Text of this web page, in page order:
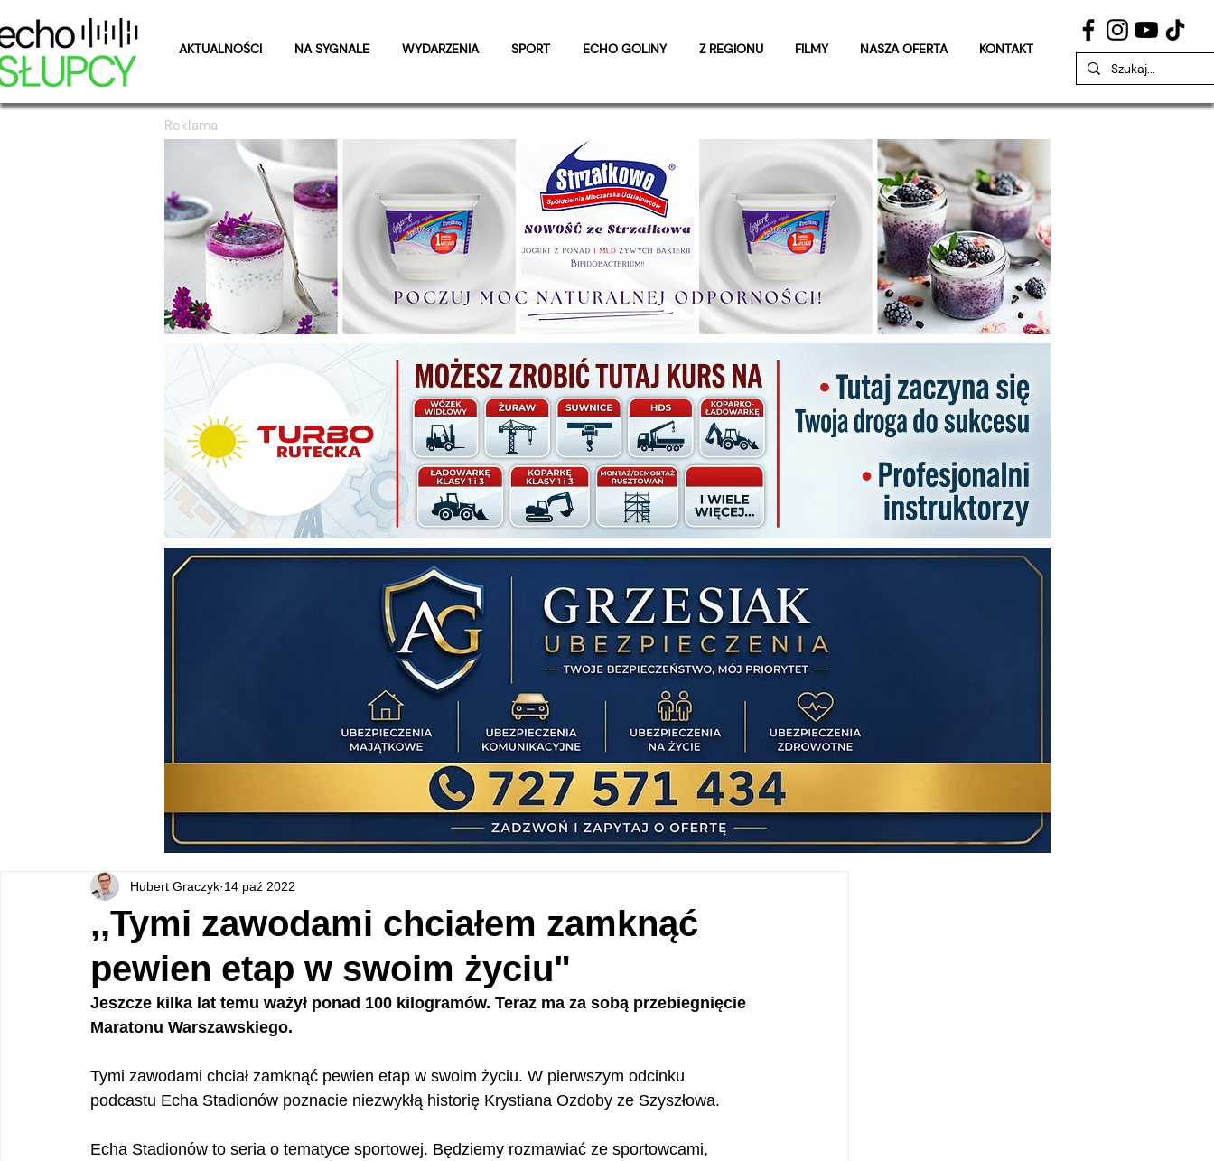
AKTUALNOŚCI NA SYGNALE WYDARZENIA SPORT ECHO GOLINY Z REGIONU FILMY NASZA OFERTA KONTAKT
Reklama
,,Tymi zawodami chciałem zamknąć
pewien etap w swoim życiu"
Hubert Graczyk 14 paź 2022
Jeszcze kilka lat temu ważył ponad 100 kilogramów. Teraz ma za sobą przebiegnięcie
Maratonu Warszawskiego.
Tymi zawodami chciał zamknąć pewien etap w swoim życiu. W pierwszym odcinku
podcastu Echa Stadionów poznacie niezwykłą historię Krystiana Ozdoby ze Szyszłowa.
Echa Stadionów to seria o tematyce sportowej. Będziemy rozmawiać ze sportowcami,